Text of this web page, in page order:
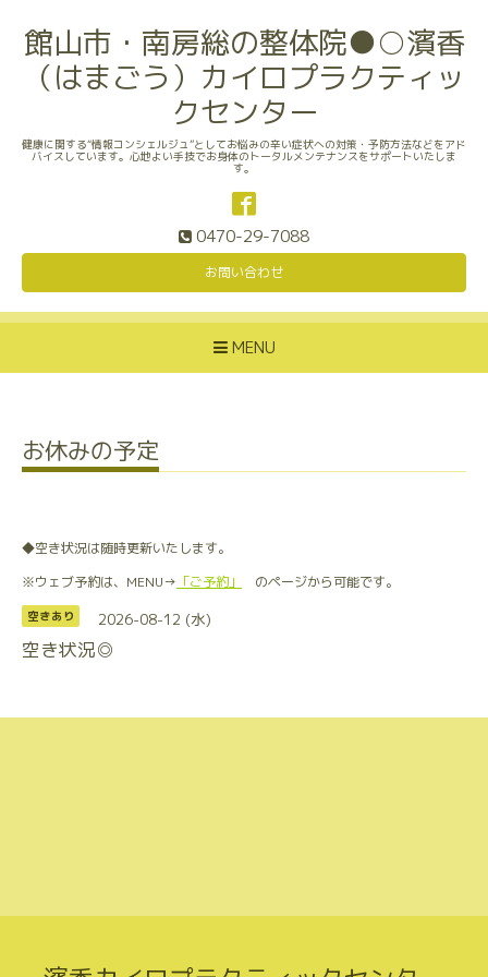
館山市・南房総の整体院●○濱香
（はまごう）カイロプラクティッ
クセンター
健康に関する“情報コンシェルジュ”としてお悩みの辛い症状への対策・予防方法などをアド
バイスしています。心地よい手技でお身体のトータルメンテナンスをサポートいたしま
す。
0470-29-7088
お問い合わせ
MENU
お休みの予定
◆空き状況は随時更新いたします。
※ウェブ予約は、MENU→ 「ご予約」 のページから可能です。
空きあり 2026-08-12 (水)
空き状況◎